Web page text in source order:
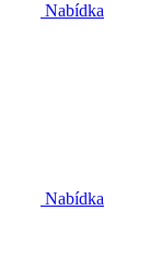
Nabídka
Nabídka